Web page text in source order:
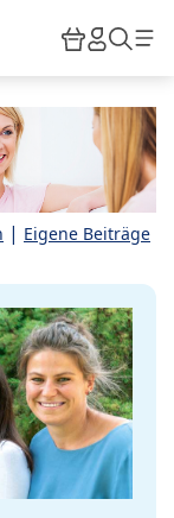
HiPP
| Eigene Beiträge